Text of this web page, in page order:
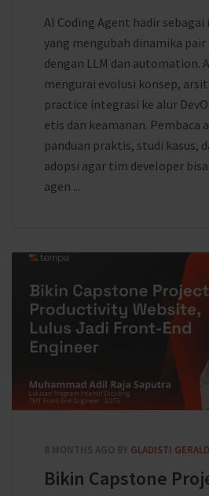
AI Coding Agent hadir
yang mengubah dinamika
dengan LLM dan automation.
mengurai evolusi konsep,
practice integrasi ke alur
etis dan keamanan. Pembaca
panduan praktis, studi kasus,
adopsi agar tim developer
agen ...
8 MONTHS AGO BY GLADISTI
Bikin Capstone